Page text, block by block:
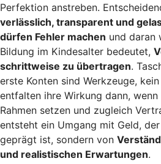
Perfektion anstreben.
verlässlich, transparent und
dürfen Fehler machen und daran
Bildung im Kindesalter bedeutet,
schrittweise zu übertragen.
erste Konten sind Werkzeuge,
entfalten ihre Wirkung dann,
Rahmen setzen und zugleich
entsteht ein Umgang mit Geld,
geprägt ist, sondern von
und realistischen Erwartungen.